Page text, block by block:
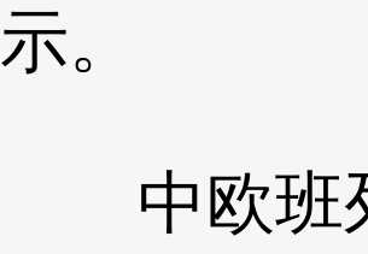
示。
中欧班